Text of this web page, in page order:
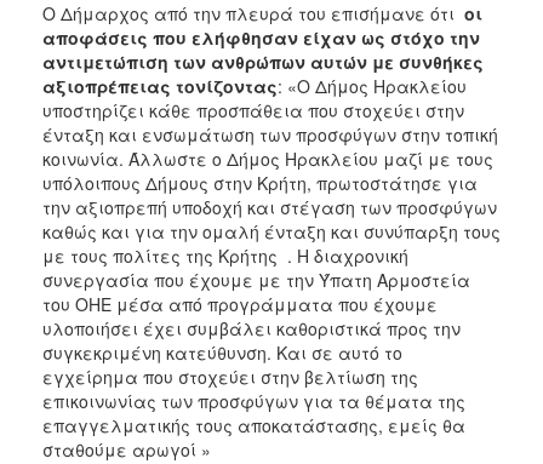
Ο Δήμαρχος από την πλευρά του επισήμανε ότι οι
αποφάσεις που ελήφθησαν είχαν ως στόχο την
αντιμετώπιση των ανθρώπων αυτών με συνθήκες
αξιοπρέπειας τονίζοντας: «Ο Δήμος Ηρακλείου
υποστηρίζει κάθε προσπάθεια που στοχεύει στην
ένταξη και ενσωμάτωση των προσφύγων στην τοπική
κοινωνία. Άλλωστε ο Δήμος Ηρακλείου μαζί με τους
υπόλοιπους Δήμους στην Κρήτη, πρωτοστάτησε για
την αξιοπρεπή υποδοχή και στέγαση των προσφύγων
καθώς και για την ομαλή ένταξη και συνύπαρξη τους
με τους πολίτες της Κρήτης . Η διαχρονική
συνεργασία που έχουμε με την Ύπατη Αρμοστεία
του ΟΗΕ μέσα από προγράμματα που έχουμε
υλοποιήσει έχει συμβάλει καθοριστικά προς την
συγκεκριμένη κατεύθυνση. Και σε αυτό το
εγχείρημα που στοχεύει στην βελτίωση της
επικοινωνίας των προσφύγων για τα θέματα της
επαγγελματικής τους αποκατάστασης, εμείς θα
σταθούμε αρωγοί »